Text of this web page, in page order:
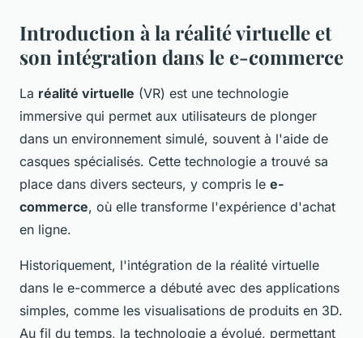
Introduction à la réalité virtuelle et
son intégration dans le e-commerce
La réalité virtuelle (VR) est une technologie
immersive qui permet aux utilisateurs de plonger
dans un environnement simulé, souvent à l'aide de
casques spécialisés. Cette technologie a trouvé sa
place dans divers secteurs, y compris le e-
commerce, où elle transforme l'expérience d'achat
en ligne.
Historiquement, l'intégration de la réalité virtuelle
dans le e-commerce a débuté avec des applications
simples, comme les visualisations de produits en 3D.
Au fil du temps, la technologie a évolué, permettant